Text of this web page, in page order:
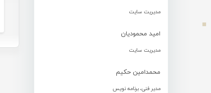
مدیریت سایت
امید محمودیان
مدیریت سایت
محمدامین حکیم
مدیر فنی، برنامه نویس